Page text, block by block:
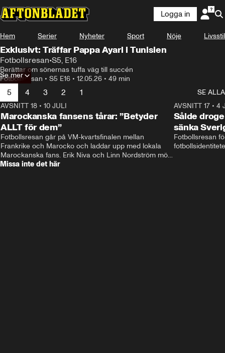
Logga in
Hem Serier Nyheter Sport Nöje Livsstil
Exklusivt: Träffar Pappa Ayari i Tunisien
Fotbollsresan•S5, E16
Berättar om sönernas tuffa väg till succén
Fotbollsresan • S5 E16 • 12.05.26 • 49 min
Se mer
5 4 3 2 1
SE ALLA
AVSNITT 18 • 10 JULI
Marockanska fansens tårar: ”Betyder
ALLT för dem”
Fotbollsresan går på VM-kvartsfinalen mellan
Frankrike och Marocko och laddar upp med lokala
Marockanska fans. Erik Niva och Linn Nordström möts
av stimmig frukost, tutande kycklingar och taxibil från
AVSNITT 17• 4
Sålde
sänka
Fotbollsresan
Missa inte det här